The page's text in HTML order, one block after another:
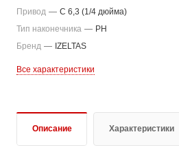
Привод — C 6,3 (1/4 дюйма)
Тип наконечника — PH
Бренд — IZELTAS
Все характеристики
Описание Характеристики